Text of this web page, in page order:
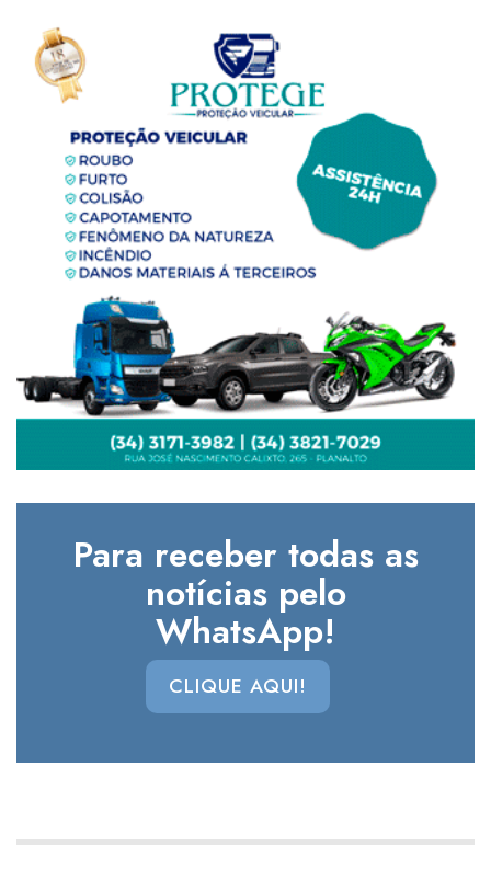
Para receber todas as
notícias pelo
WhatsApp!
CLIQUE AQUI!